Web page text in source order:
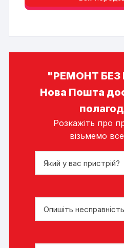
"РЕМОНТ
Нова Пошта
Розкажіть про
візьмемо